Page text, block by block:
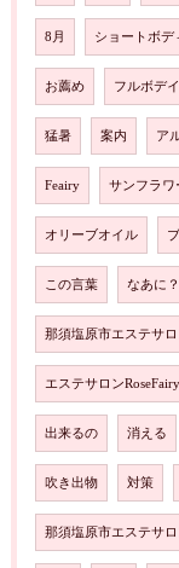
8月 ショートボデ
お薦め フルボデイ
猛暑 案内 ア
Feairy サンフラワ
オリーブオイル
この言葉 なあに？
那須塩原市エステサロ
エステサロンRoseFairy
出来るの 消える
吹き出物 対策
那須塩原市エステサロ